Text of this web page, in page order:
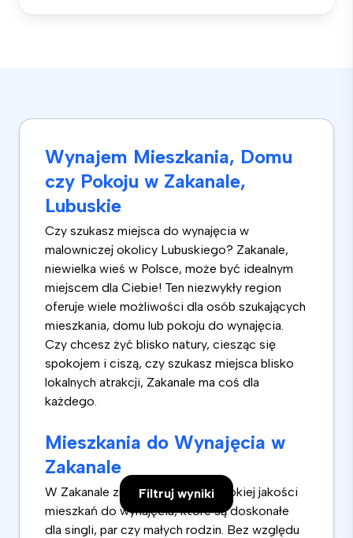
Filtruj wyniki
Wynajem Mieszkania, Domu
czy Pokoju w Zakanale,
Lubuskie
Czy szukasz miejsca do wynajęcia w
malowniczej okolicy Lubuskiego? Zakanale,
niewielka wieś w Polsce, może być idealnym
miejscem dla Ciebie! Ten niezwykły region
oferuje wiele możliwości dla osób szukających
mieszkania, domu lub pokoju do wynajęcia.
Czy chcesz żyć blisko natury, ciesząc się
spokojem i ciszą, czy szukasz miejsca blisko
lokalnych atrakcji, Zakanale ma coś dla
każdego.
Mieszkania do Wynajęcia w
Zakanale
W Zakanale znajdziesz wiele wysokiej jakości
mieszkań do wynajęcia, które są doskonałe
dla singli, par czy małych rodzin. Bez względu